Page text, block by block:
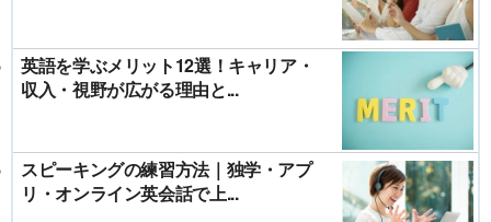
英語を学ぶメリット12選！キャリア・
収入・視野が広がる理由と...
スピーキングの練習方法｜独学・アプ
リ・オンライン英会話で上...